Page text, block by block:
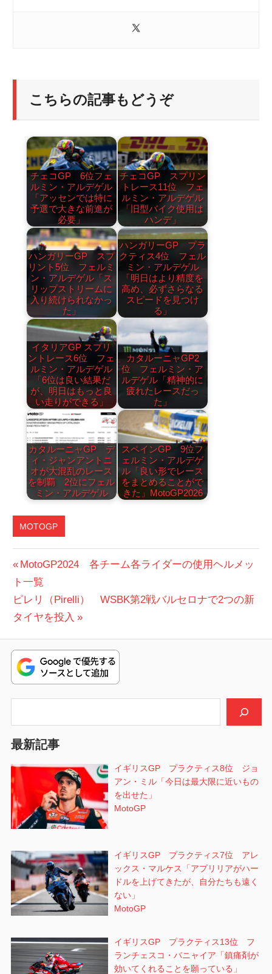
こちらの記事もどうぞ
チェコGP 6位フェ
ルミン・アルデゲル
「アッセンでは特に
予選で大きな前進が
必要」
チェコGP スプリン
トレース11位 フェ
ルミン・アルデゲル
「旧型バイク使用は
ハンデ」
ハンガリーGP スプ
リント5位 フェルミ
ン・アルデゲル「ス
リップストリームに
入り続けられなかっ
た」
ハンガリーGP プラ
クティス4位 フェル
ミン・アルデゲル
「明日はより精度を
高め、必ずさらなる
スピードを見つけ
る」
イタリアGP スプリ
ントレース6位 フェ
ルミン・アルデゲル
「6位は良い結果だ
が、明日はもっと良
い走りができる」
カタルーニャGP2
位 フェルミン・ア
ルデゲル「精神的に
疲れたレースだっ
た」
カタルーニャGP デ
ィ・ジャンアントニ
オが大混乱のレース
を制覇 2位にフェル
ミン・アルデゲル
スペインGP 9位フ
ェルミン・アルデゲ
ル「良い形でレース
をまとめることがで
きた」MotoGP2026
MOTOGP
投
稿
ナ
ビ
ゲ
ー
ン
前
の
投
稿:
MotoGP2024 各チーム各ライダーの使用ヘルメッ
ト一覧
次
の
稿:
ピレリ（Pirelli） WSBK第2戦バルセロナで2つの新
タイヤを投入
最新記事
イギリスGP プラクティス8位 ジョ
アン・ミル「今日は最大限に近いもの
を出せた」
MotoGP
イギリスGP プラクティス7位 アレ
ックス・マルケス「アプリリアがハー
ドルを上げてきたが、自分たちも遠く
ない」
MotoGP
イギリスGP プラクティス13位 フ
ランチェスコ・バニャイア「鎮痛剤が
効いてくれることを願っている」